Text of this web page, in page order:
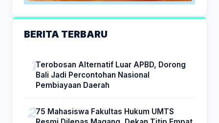
BERITA TERBARU
Terobosan Alternatif Luar APBD, Dorong
Bali Jadi Percontohan Nasional
Pembiayaan Daerah
75 Mahasiswa Fakultas Hukum UMTS